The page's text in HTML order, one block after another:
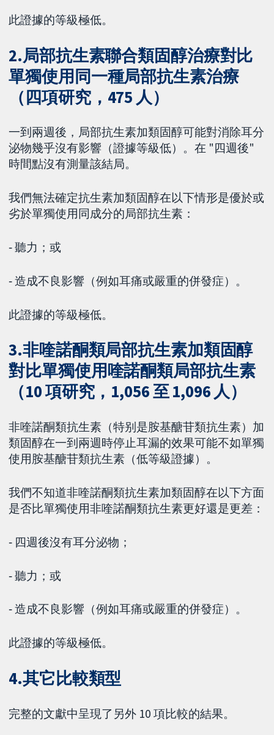
此證據的等級極低。
2.局部抗生素聯合類固醇治療對比
單獨使用同一種局部抗生素治療
（四項研究，475 人）
一到兩週後，局部抗生素加類固醇可能對消除耳分
泌物幾乎沒有影響（證據等級低）。在 "四週後"
時間點沒有測量該結局。
我們無法確定抗生素加類固醇在以下情形是優於或
劣於單獨使用同成分的局部抗生素：
‐ 聽力；或
‐ 造成不良影響（例如耳痛或嚴重的併發症）。
此證據的等級極低。
3.非喹諾酮類局部抗生素加類固醇
對比單獨使用喹諾酮類局部抗生素
（10 項研究，1,056 至 1,096 人）
非喹諾酮類抗生素（特别是胺基醣苷類抗生素）加
類固醇在一到兩週時停止耳漏的效果可能不如單獨
使用胺基醣苷類抗生素（低等級證據）。
我們不知道非喹諾酮類抗生素加類固醇在以下方面
是否比單獨使用非喹諾酮類抗生素更好還是更差：
‐ 四週後沒有耳分泌物；
‐ 聽力；或
‐ 造成不良影響（例如耳痛或嚴重的併發症）。
此證據的等級極低。
4.其它比較類型
完整的文獻中呈現了另外 10 項比較的結果。